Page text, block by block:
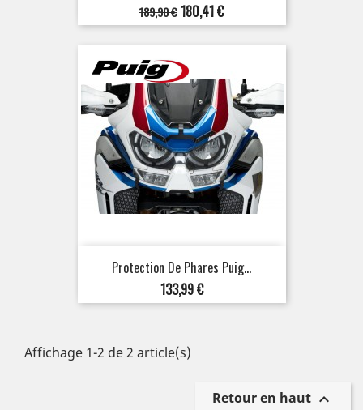
Prix
de
base
189,90 €Prix
180,41 €
Protection De Phares Puig...
Prix
133,99 €
Affichage 1-2 de 2 article(s)
Retour en haut 